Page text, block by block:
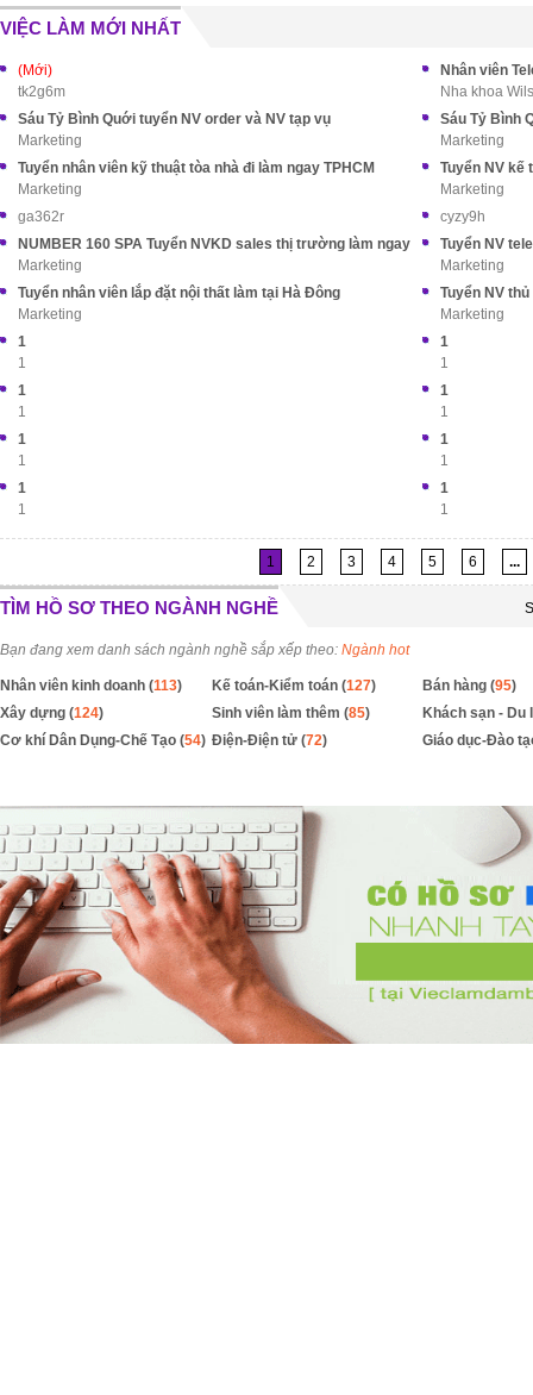
VIỆC LÀM MỚI NHẤT
(Mới)
tk2g6m
Nhân viên
Nha khoa
Sáu Tỷ Bình Quới tuyển NV order và NV tạp vụ
Marketing
Sáu Tỷ Bình
Marketing
Tuyển nhân viên kỹ thuật tòa nhà đi làm ngay TPHCM
Marketing
Tuyển NV kế
Marketing
ga362r
cyzy9h
NUMBER 160 SPA Tuyển NVKD sales thị trường làm ngay
Marketing
Tuyển NV
Marketing
Tuyển nhân viên lắp đặt nội thất làm tại Hà Đông
Marketing
Tuyển NV
Marketing
1
1
1
1
1
1
1
1
1
1
1
1
1
1
1
1
1 2 3 4 5 6 ...
TÌM HỒ SƠ THEO NGÀNH NGHỀ
Bạn đang xem danh sách ngành nghề sắp xếp theo: Ngành hot
Nhân viên kinh doanh (113) Kế toán-Kiểm toán (127) Bán hàng (95)
Xây dựng (124) Sinh viên làm thêm (85)
Khách sạn - Du
Cơ khí Dân Dụng-Chế Tạo (54) Điện-Điện tử (72) Giáo dục-Đào